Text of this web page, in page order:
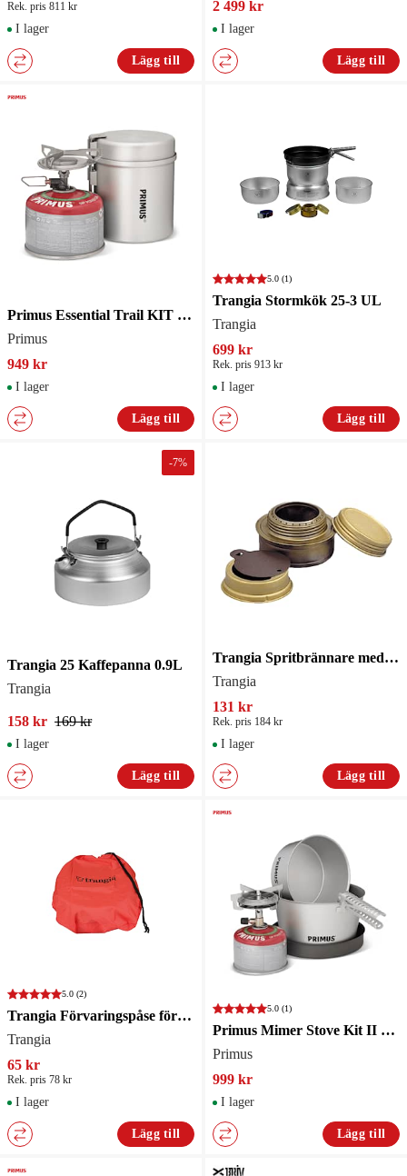
Rek. pris 811 kr
I lager
Lägg till
2 499 kr
I lager
Lägg till
Primus Essential Trail KIT Stormkök
Primus
949 kr
I lager
Lägg till
5.0 (1)
Trangia Stormkök 25-3 UL
Trangia
699 kr
Rek. pris 913 kr
I lager
Lägg till
-7%
Trangia 25 Kaffepanna 0.9L
Trangia
158 kr 169 kr
I lager
Lägg till
Trangia Spritbrännare med lock
Trangia
131 kr
Rek. pris 184 kr
I lager
Lägg till
5.0 (2)
Trangia Förvaringspåse för 25 kök
Trangia
65 kr
Rek. pris 78 kr
I lager
Lägg till
5.0 (1)
Primus Mimer Stove Kit II Stormkök
Primus
999 kr
I lager
Lägg till